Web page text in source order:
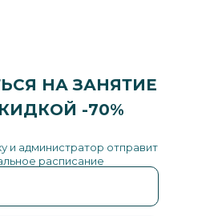
и администратор отправит
расписание
НА ЗАНЯТИЕ
-70%